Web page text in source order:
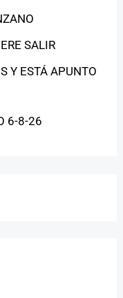
SALIR
Y ESTÁ APUNTO
6-8-26